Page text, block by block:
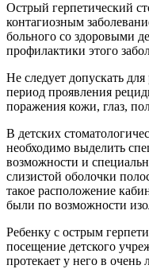
Острый герпетический
контагиозным
больного со здоровыми
профилактики этого
Не следует допускать
период проявления
поражения кожи, глаз,
В детских
необходимо выделить
возможности и
слизистой оболочки
такое расположение
были по возможности
Ребенку с острым
посещение детского
протекает у него в очень